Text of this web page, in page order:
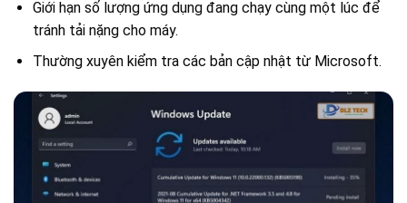
Giới hạn số lượng ứng dụng đang chạy cùng một lúc để
tránh tải nặng cho máy.
Thường xuyên kiểm tra các bản cập nhật từ Microsoft.